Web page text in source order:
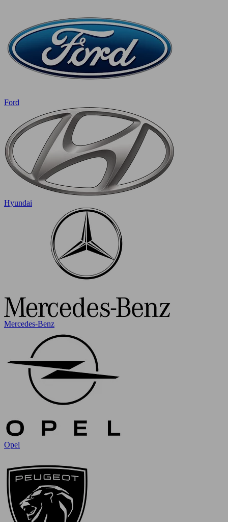
Ford
Hyundai
Mercedes-Benz
Opel